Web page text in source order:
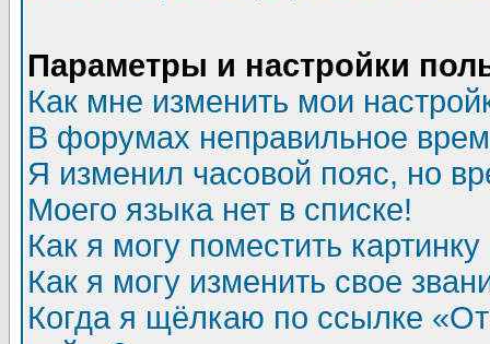
Параметры и настройки
Как мне изменить мои
В форумах неправильное
Я изменил часовой пояс, но
Моего языка нет в списке!
Как я могу поместить
Как я могу изменить свое
Когда я щёлкаю по ссылке